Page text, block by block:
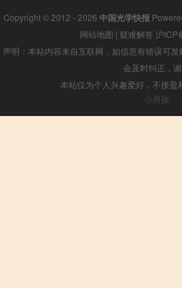
Copyright © 2012 - 2026 中国光学快报
网站地图 | 疑难解答 沪ICP
声明：本站内容来自互联网，如信息有错误可
会及时纠正，
本站仅为个人兴趣爱好，不接盈
小男孩